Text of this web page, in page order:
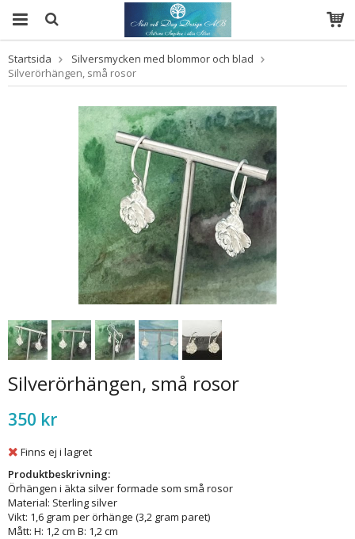
Startsida
Silversmycken med blommor och blad
Silverörhängen, små rosor
Silverörhängen, små rosor
350 kr
Finns ej i lagret
Produktbeskrivning:
Örhängen i äkta silver formade som små rosor
Material: Sterling silver
Vikt: 1,6 gram per örhänge (3,2 gram paret)
Mått: H: 1,2 cm B: 1,2 cm